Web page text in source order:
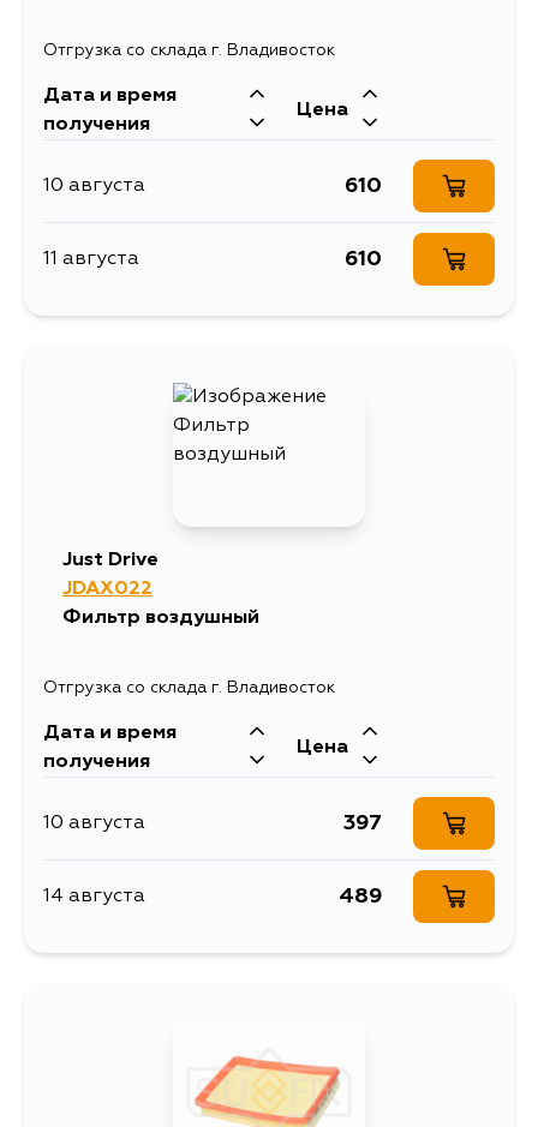
Отгрузка со склада г. Владивосток
Дата и время
получения
Цена
10 августа 610
11 августа 610
Just Drive
JDAX022
Фильтр воздушный
Отгрузка со склада г. Владивосток
Дата и время
получения
Цена
10 августа 397
14 августа 489